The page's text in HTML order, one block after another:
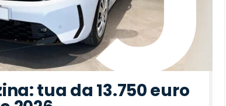
tua da 13.750 euro